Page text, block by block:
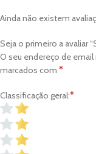
Ainda não existem
Seja o primeiro a avaliar
O seu endereço de email
marcados com *
Classificação geral:*